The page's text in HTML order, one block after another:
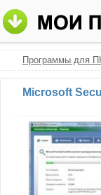
Программы для
Microsoft